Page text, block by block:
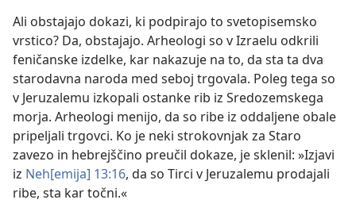
Ali obstajajo dokazi, ki podpirajo to svetopisemsko
vrstico? Da, obstajajo. Arheologi so v Izraelu odkrili
feničanske izdelke, kar nakazuje na to, da sta ta dva
starodavna naroda med seboj trgovala. Poleg tega so
v Jeruzalemu izkopali ostanke rib iz Sredozemskega
morja. Arheologi menijo, da so ribe iz oddaljene obale
pripeljali trgovci. Ko je neki strokovnjak za Staro
zavezo in hebrejščino preučil dokaze, je sklenil: »Izjavi
iz Neh[emija] 13:16, da so Tirci v Jeruzalemu prodajali
ribe, sta kar točni.«